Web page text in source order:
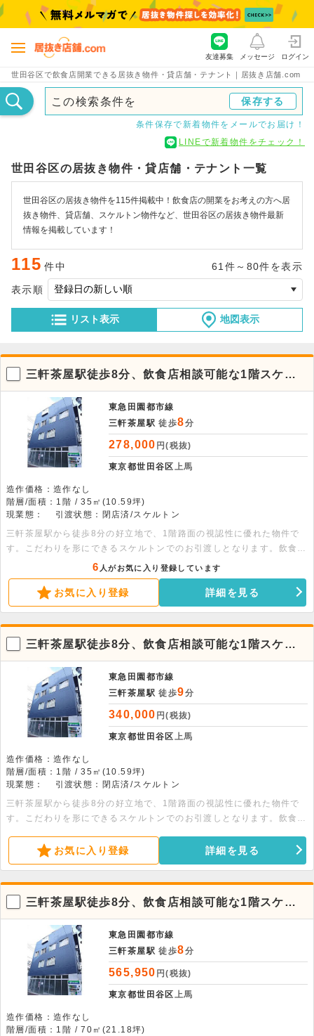
世田谷区で飲食店開業できる居抜き物件・貸店舗・テナント｜居抜き店舗.com
友達募集 メッセージ ログイン
この検索条件を 保存する
条件保存で新着物件をメールでお届け！
LINEで新着物件をチェック！
世田谷区の居抜き物件・貸店舗・テナント一覧
世田谷区の居抜き物件を115件掲載中！飲食店の開業をお考えの方へ居
抜き物件、貸店舗、スケルトン物件など、世田谷区の居抜き物件最新
情報を掲載しています！
115 件中 61件～80件を表示
リスト表示 地図表示
表示順
三軒茶屋駅徒歩8分、飲食店相談可能な1階スケル
トン路面店舗
東急田園都市線
三軒茶屋駅 徒歩8分
278,000 円(税抜)
東京都世田谷区上馬
造作価格：造作なし
階層/面積：1階 / 35㎡(10.59坪)
現業態：
引渡状態：閉店済/スケルトン
三軒茶屋駅から徒歩8分の好立地で、1階路面の視認性に優れた物件で
す。こだわりを形にできるスケルトンでのお引渡しとなります。飲食店
も相談可能ですので、話題のエリアで新しいビジネスを始めたい方に最
適です。ぜひご検討ください。
6 人がお気に入り登録しています
お気に入り登録 詳細を見る
三軒茶屋駅徒歩8分、飲食店相談可能な1階スケル
トン路面店舗
東急田園都市線
三軒茶屋駅 徒歩9分
340,000 円(税抜)
東京都世田谷区上馬
造作価格：造作なし
階層/面積：1階 / 35㎡(10.59坪)
現業態：
引渡状態：閉店済/スケルトン
三軒茶屋駅から徒歩8分の好立地で、1階路面の視認性に優れた物件で
す。こだわりを形にできるスケルトンでのお引渡しとなります。飲食店
適です。ぜひご検討ください。
お気に入り登録 詳細を見る
三軒茶屋駅徒歩8分、飲食店相談可能な1階スケル
トン路面店舗
東急田園都市線
三軒茶屋駅 徒歩8分
565,950 円(税抜)
東京都世田谷区上馬
造作価格：造作なし
階層/面積：1階 / 70㎡(21.18坪)